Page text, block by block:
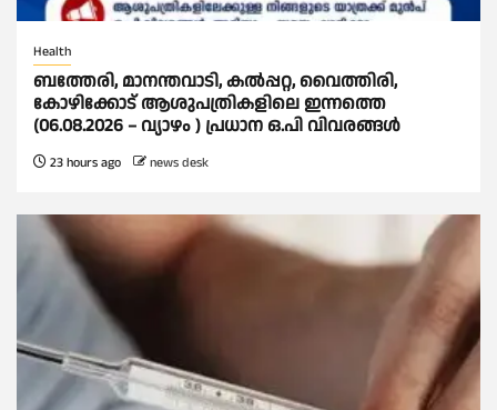
Health
ബത്തേരി, മാനന്തവാടി, കൽപ്പറ്റ, വൈത്തിരി,
കോഴിക്കോട് ആശുപത്രികളിലെ ഇന്നത്തെ
(06.08.2026 – വ്യാഴം ) പ്രധാന ഒ.പി വിവരങ്ങൾ
23 hours ago news desk